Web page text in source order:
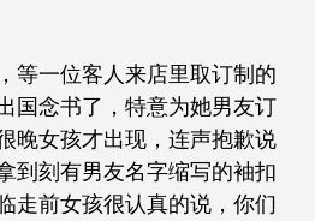
等一位客人来店里取订制的
国念书了，特意为她男友订
晚女孩才出现，连声抱歉说
到刻有男友名字缩写的袖扣
走前女孩很认真的说，你们